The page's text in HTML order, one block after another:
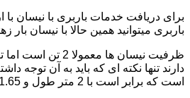
برای دریافت خدمات باربری با نیسان با
باربری میتوانید همین حالا با نیسان بار
ظرفیت نیسان ها
دارند تنها نکته ای که باید به آن توجه
است که برابر است با 2 متر طول و 1.65 متر عرض.